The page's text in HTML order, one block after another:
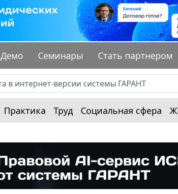
Демо Семинары Стать партнером
Практика Труд Социальная сфера